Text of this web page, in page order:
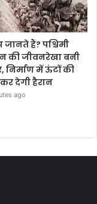
हैं? पश्चिमी
की जीवनरेखा बनी
में ऊंटों की
देगी हैरान
ago